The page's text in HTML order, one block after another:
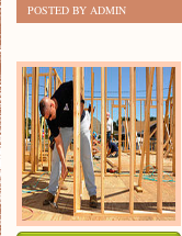
POSTED BY ADMIN